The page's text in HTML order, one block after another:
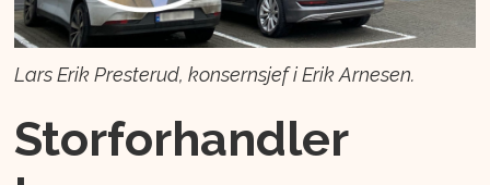
Lars Erik Presterud, konsernsjef i Erik Arnesen.
Storforhandler